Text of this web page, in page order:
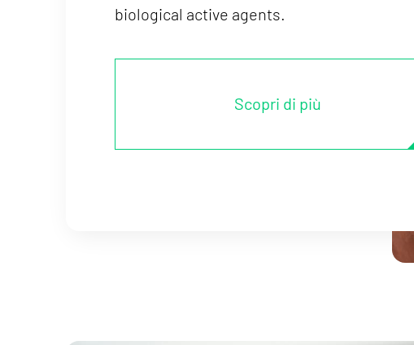
biological active agents.
Scopri di più